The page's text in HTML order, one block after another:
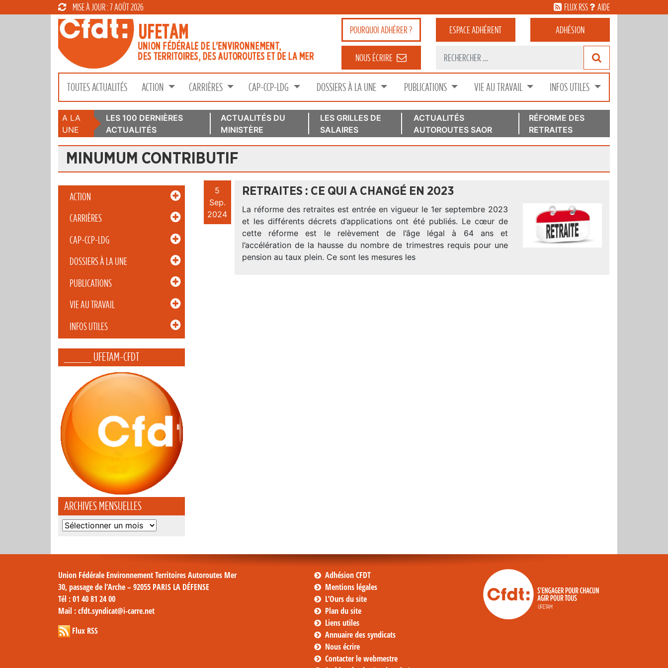
MISE À JOUR : 7 AOÛT 2026 FLUX RSS AIDE
POURQUOIADHÉRER ? ESPACEADHÉRENT ADHÉSION
NOUS ÉCRIRE
TOUTES ACTUALITÉS ACTION CARRIÈRES CAP-CCP-LDG DOSSIERS À LA UNE PUBLICATIONS VIE AU TRAVAIL INFOS UTILES
A LA
UNE
LES 100 DERNIÈRES
ACTUALITÉS
ACTUALITÉS DU
MINISTÈRE
LES GRILLES DE
SALAIRES
ACTUALITÉS
AUTOROUTES SAOR
RÉFORME DES
RETRAITES
MINUMUM CONTRIBUTIF
ACTION
CARRIÈRES
CAP-CCP-LDG
DOSSIERS À LA UNE
PUBLICATIONS
VIE AU TRAVAIL
INFOS UTILES
_____ UFETAM-CFDT
ARCHIVES MENSUELLES
Archives
5
Sep.
2024
RETRAITES : CE QUI A CHANGÉ EN 2023
La réforme des retraites est entrée en vigueur le 1er septembre 2023
et les différents décrets d’applications ont été publiés. Le cœur de
cette réforme est le relèvement de l’âge légal à 64 ans et
l’accélération de la hausse du nombre de trimestres requis pour une
pension au taux plein. Ce sont les mesures les
Union Fédérale Environnement Territoires Autoroutes Mer
30, passage de l’Arche – 92055 PARIS LA DÉFENSE
Tél : 01 40 81 24 00
Mail : cfdt.syndicat@i-carre.net
Flux RSS
Adhésion CFDT
Mentions légales
L’Ours du site
Plan du site
Liens utiles
Annuaire des syndicats
Nous écrire
Contacter le webmestre